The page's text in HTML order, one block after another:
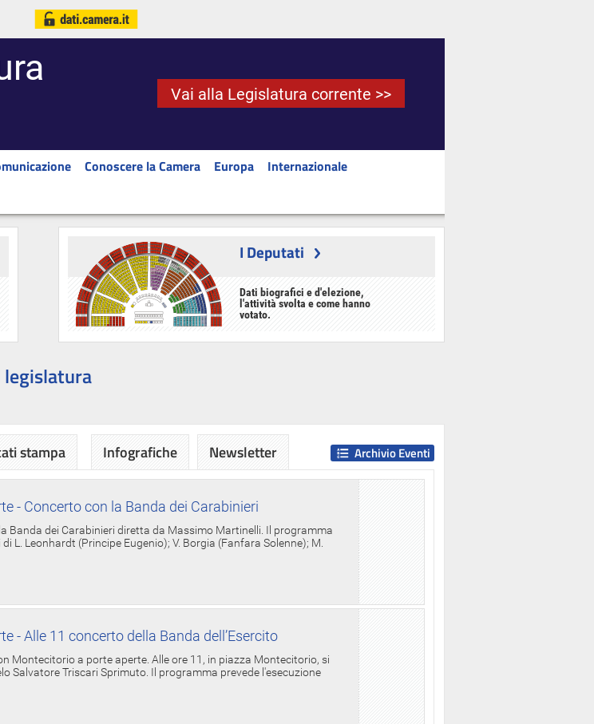
Vai alla Legislatura corrente >>
Conoscere la Camera Europa
Internazionale
I Deputati
Dati biografici e d'elezione,
l'attività svolta e come hanno
votato.
legislatura
- Concerto con la Banda dei Carabinieri
Banda dei Carabinieri diretta da Massimo Martinelli. Il programma
L. Leonhardt (Principe Eugenio); V. Borgia (Fanfara Solenne); M.
- Alle 11 concerto della Banda dell’Esercito
Montecitorio a porte aperte. Alle ore 11, in piazza Montecitorio, si
Salvatore Triscari Sprimuto. Il programma prevede l'esecuzione
Archivio Eventi
stampa Infografiche Newsletter